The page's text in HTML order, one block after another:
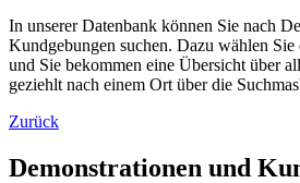
In unserer Datenbank können Sie nach
Kundgebungen suchen. Dazu wählen
und Sie bekommen eine Übersicht über
geziehlt nach einem Ort über die
Zurück
Demonstrationen und